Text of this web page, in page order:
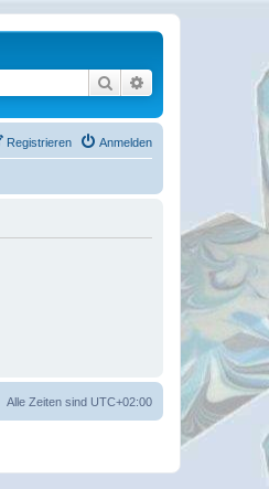
Suche Erweiterte Suche
Anmelden
Registrieren
Alle Zeiten sind UTC+02:00